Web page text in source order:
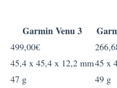
Garmin Venu 3
499,00€
45,4 x 45,4 x 12,2 mm45 x
47 g
49 g